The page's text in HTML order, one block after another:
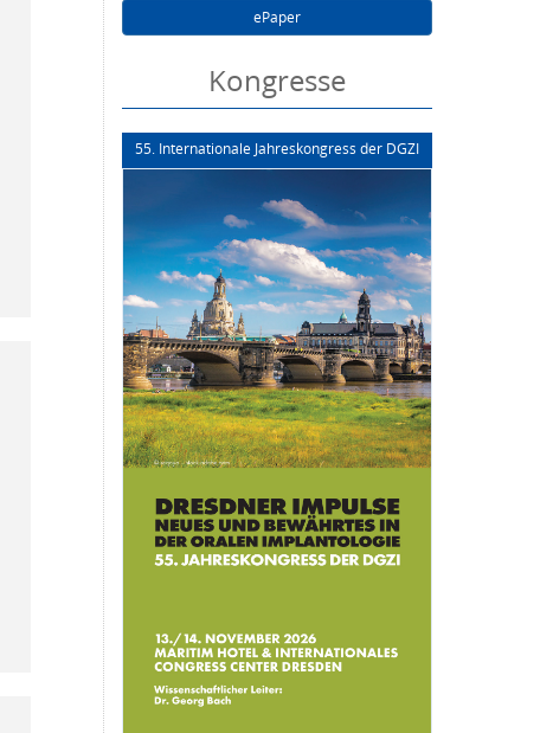
ePaper
Kongresse
55. Internationale Jahreskongress der DGZI